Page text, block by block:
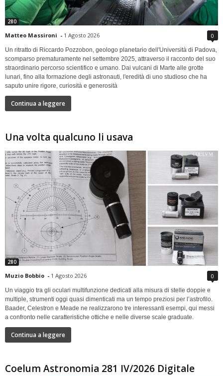
280
Matteo Massironi - 1 Agosto 2026 0
Un ritratto di Riccardo Pozzobon, geologo planetario dell'Università di Padova,
scomparso prematuramente nel settembre 2025, attraverso il racconto del suo
straordinario percorso scientifico e umano. Dai vulcani di Marte alle grotte
lunari, fino alla formazione degli astronauti, l'eredità di uno studioso che ha
saputo unire rigore, curiosità e generosità
Continua a leggere
Una volta qualcuno li usava
280
Muzio Bobbio - 1 Agosto 2026 0
Un viaggio tra gli oculari multifunzione dedicati alla misura di stelle doppie e
multiple, strumenti oggi quasi dimenticati ma un tempo preziosi per l’astrofilo.
Baader, Celestron e Meade ne realizzarono tre interessanti esempi, qui messi
a confronto nelle caratteristiche ottiche e nelle diverse scale graduate.
Continua a leggere
Coelum Astronomia 281 IV/2026 Digitale